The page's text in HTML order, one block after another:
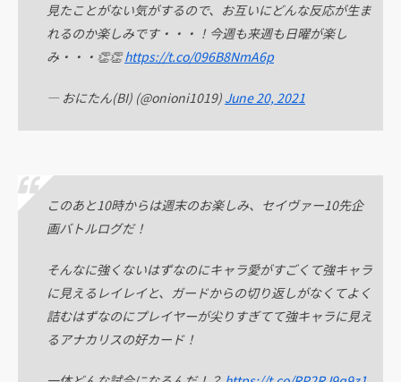
見たことがない気がするので、お互いにどんな反応が生ま
れるのか楽しみです・・・！今週も来週も日曜が楽し
み・・・👏👏https://t.co/096B8NmA6p
— おにたん(BI) (@onioni1019) June 20, 2021
このあと10時からは週末のお楽しみ、セイヴァー10先企
画バトルログだ！
そんなに強くないはずなのにキャラ愛がすごくて強キャラ
に見えるレイレイと、ガードからの切り返しがなくてよく
詰むはずなのにプレイヤーが尖りすぎてて強キャラに見え
るアナカリスの好カード！